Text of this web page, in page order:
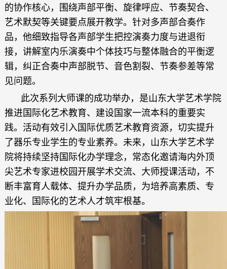
的协作核心，围绕声部平衡、旋律呼应、节奏契合、
艺术默契等关键要点展开教学。针对多声部合奏作
品，他细致指导各声部学生把控演奏力度与进退衔
接，讲解室内乐演奏中个体技巧与整体融合的平衡逻
辑，纠正合奏中声部脱节、音色割裂、节奏参差等常
见问题。
此次系列大师课的成功举办，是山东大学艺术学院
推进国际化艺术教育、建设国家一流本科的重要实
践。活动有效引入国际优质艺术教育资源，切实提升
了器乐专业学生的专业素养。未来，山东大学艺术学
院将持续坚持国际化办学理念，常态化邀请海内外顶
尖艺术专家进校园开展学术交流、大师授课活动，不
断丰富育人载体、提升办学品质，为培养高素质、专
业化、国际化的艺术人才筑牢根基。